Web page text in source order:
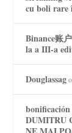
cu boli rare
Binance账
la a III-a
Douglassag
DUMITRU